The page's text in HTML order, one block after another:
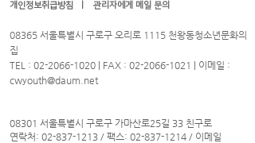
개인정보취급방침 관리자에게 메일 문의
08365 서울특별시 구로구 오리로 1115 천왕동청소년문화의
집
TEL : 02-2066-1020 | FAX : 02-2066-1021
| 이메일 :
cwyouth@daum.net
08301 서울특별시 구로구 가마산로25길 33 친구로
연락처: 02-837-1213 / 팩스: 02-837-1214 / 이메일